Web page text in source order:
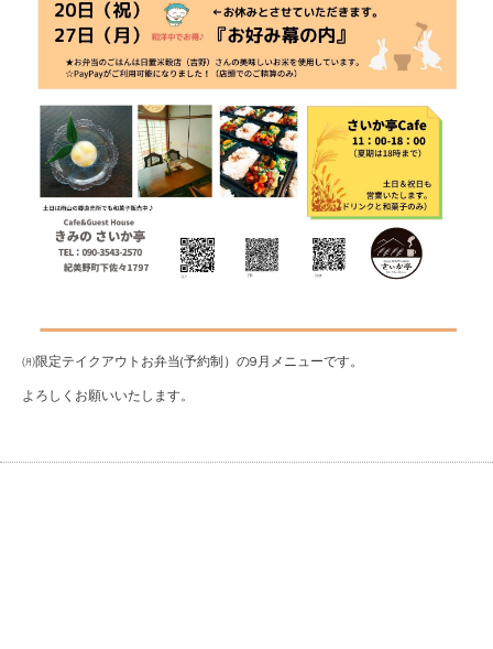
㈪限定テイクアウトお弁当(予約制）の9月メニューです。
よろしくお願いいたします。